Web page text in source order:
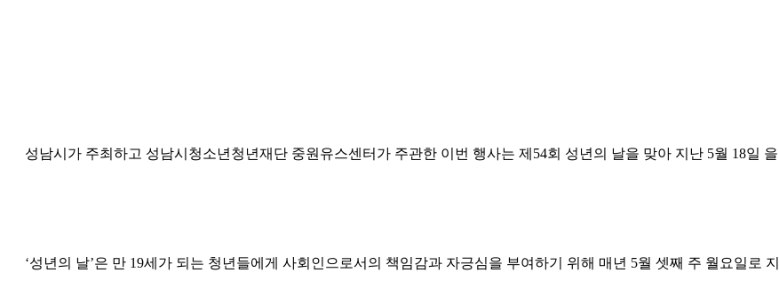
성남시가 주최하고 성남시청소년청년재단 중원유스센터가 주관한 이번 행사는 제54회 성년의 날을 맞아 지난 5월 18일
‘성년의 날’은 만 19세가 되는 청년들에게 사회인으로서의 책임감과 자긍심을 부여하기 위해 매년 5월 셋째 주 월요일로